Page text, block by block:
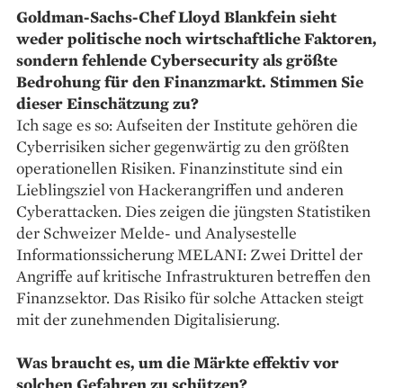
Goldman-Sachs-Chef Lloyd Blankfein sieht
weder ­politische noch wirtschaftliche ­Faktoren,
sondern fehlende Cybersecurity als größte
Bedrohung für den ­Finanzmarkt. Stimmen Sie
dieser Einschätzung zu?
Ich sage es so: Aufseiten der Institute gehören die
Cyberrisiken sicher gegenwärtig zu den größten
operationellen Risiken. Finanzinstitute sind ein
Lieblingsziel von Hackerangriffen und anderen
Cyberattacken. Dies zeigen die jüngsten Statistiken
der Schweizer Melde- und Analysestelle
Informationssicherung MELANI: Zwei Drittel der
Angriffe auf kritische Infrastrukturen betreffen den
Finanzsektor. Das Risiko für solche Attacken steigt
mit der zunehmenden Digitalisierung.
Was braucht es, um die Märkte effektiv vor